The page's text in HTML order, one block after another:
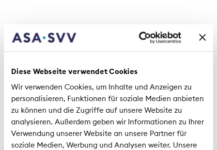
Diese Webseite verwendet Cookies
Wir verwenden Cookies, um Inhalte und Anzeigen zu
personalisieren, Funktionen für soziale Medien anbieten
zu können und die Zugriffe auf unsere Website zu
analysieren. Außerdem geben wir Informationen zu Ihrer
Verwendung unserer Website an unsere Partner für
soziale Medien, Werbung und Analysen weiter. Unsere